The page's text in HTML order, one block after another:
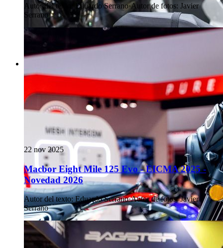
Autor del texto Eduardo Serrano·Autor de fotos: Javier
Serrano
22 nov 2025
Macbor Eight Mile 125 Evo - EICMA 2025 -
Novedad 2026
Autor del texto: Eduardo Serrano·Autor de fotos: Javier
Serrano